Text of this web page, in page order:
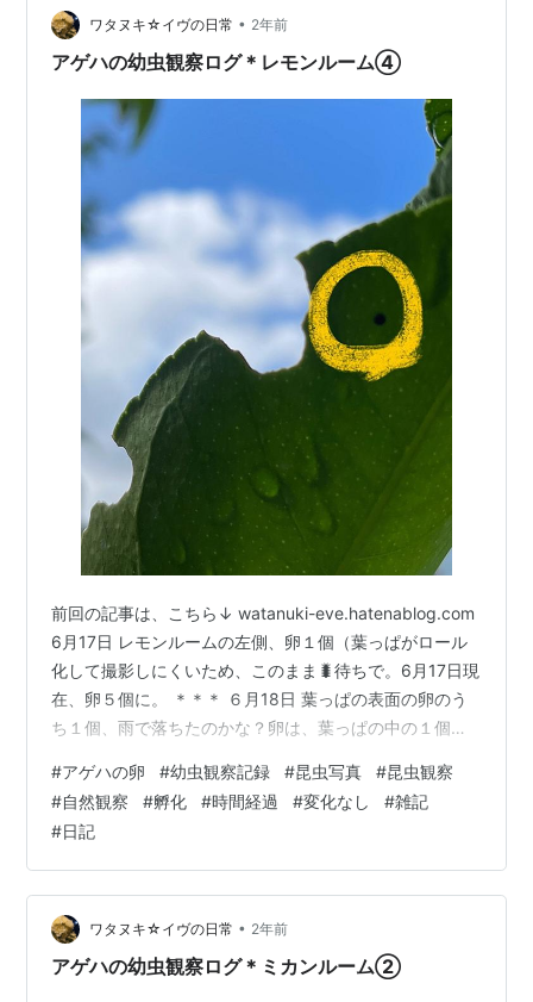
ワタヌキ☆イヴの日常 • 2年前
アゲハの幼虫観察ログ＊レモンルーム④
前回の記事は、こちら↓ watanuki-eve.hatenablog.com
6月17日 レモンルームの左側、卵１個（葉っぱがロール
化して撮影しにくいため、このまま🐛待ちで。6月17日現
在、卵５個に。 ＊＊＊ ６月18日 葉っぱの表面の卵のう
ち１個、雨で落ちたのかな？卵は、葉っぱの中の１個も
月20日 レモンルーム左側の卵は、手前下の葉っぱの中に
１個・外側に３個の合計４個確認。 レモンルーム右側に
孵化が近そうな卵１個確認。カウント漏れかな。＊＊＊
６月21日 レモンルームの右側、卵１個変わらず。 レモン
ルーム左側、こちらも変わらず。３個…
#アゲハの卵 #幼虫観察記録 #昆虫写真 #昆虫観察
#自然観察 #孵化 #時間経過 #変化なし #雑記
#日記
ワタヌキ☆イヴの日常 • 2年前
アゲハの幼虫観察ログ＊ミカンルーム②